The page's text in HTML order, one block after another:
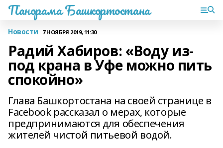
Панорама Башкортостана
Новости 7 НОЯБРЯ 2019, 11:30
Радий Хабиров: «Воду из-
под крана в Уфе можно пить
спокойно»
Глава Башкортостана на своей странице в
Facebook рассказал о мерах, которые
предпринимаются для обеспечения
жителей чистой питьевой водой.